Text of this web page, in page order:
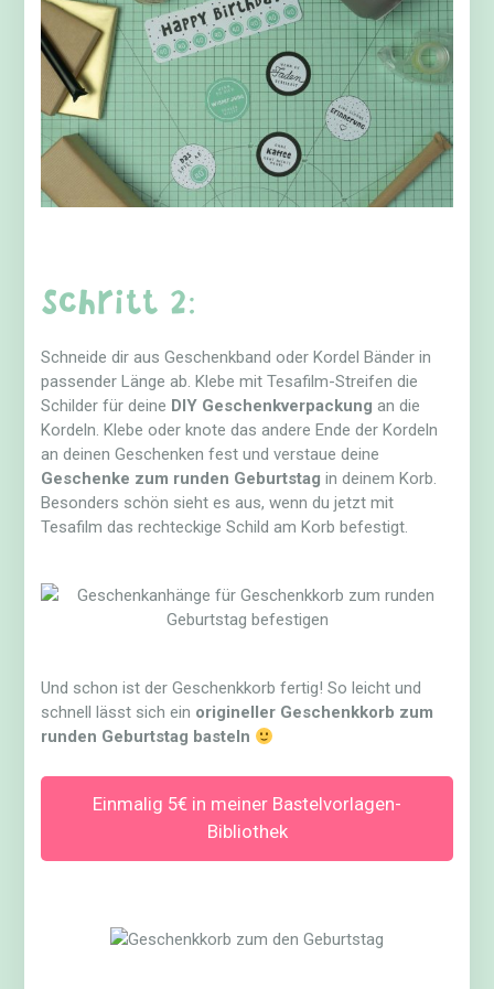
Schritt 2:
Schneide dir aus Geschenkband oder Kordel Bänder in
passender Länge ab. Klebe mit Tesafilm-Streifen die
Schilder für deine DIY Geschenkverpackung an die
Kordeln. Klebe oder knote das andere Ende der Kordeln
an deinen Geschenken fest und verstaue deine
Geschenke zum runden Geburtstag in deinem Korb.
Besonders schön sieht es aus, wenn du jetzt mit
Tesafilm das rechteckige Schild am Korb befestigt.
Und schon ist der Geschenkkorb fertig! So leicht und
schnell lässt sich ein origineller Geschenkkorb zum
runden Geburtstag basteln
Einmalig 5€ in meiner Bastelvorlagen-
Bibliothek